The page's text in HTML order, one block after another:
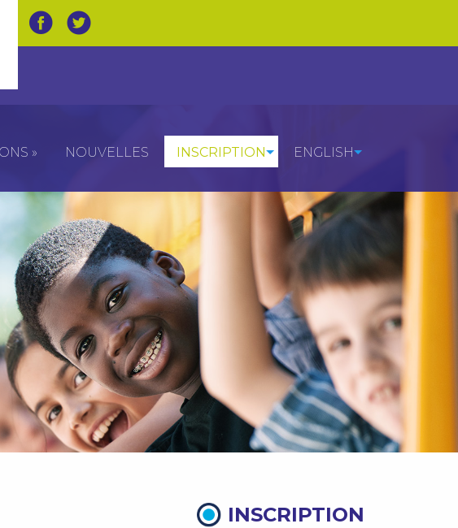
» NOUVELLES INSCRIPTION ENGLISH
INSCRIPTION